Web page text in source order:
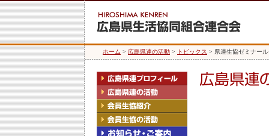
ホーム > 広島県連の活動 > トピックス > 県連生協ゼミナー